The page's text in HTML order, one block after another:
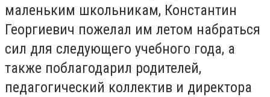
маленьким школьникам, Константин
Георгиевич пожелал им летом набраться
сил для следующего учебного года, а
также поблагодарил родителей,
педагогический коллектив и директора